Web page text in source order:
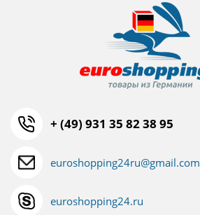
+ (49) 931 35 82 38 95
euroshopping24ru@gmail.com
euroshopping24.ru